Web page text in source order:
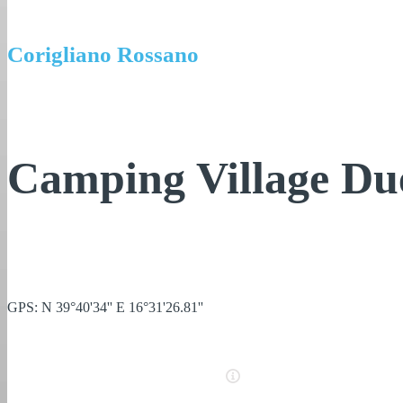
Corigliano Rossano
Camping Village
GPS: N 39°40'34'' E 16°31'26.81''